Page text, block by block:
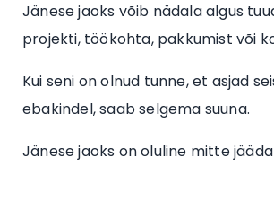
Jänese jaoks võib nädala algus
projekti, töökohta, pakkumist või
Kui seni on olnud tunne, et asjad
ebakindel, saab selgema suuna.
Jänese jaoks on oluline mitte